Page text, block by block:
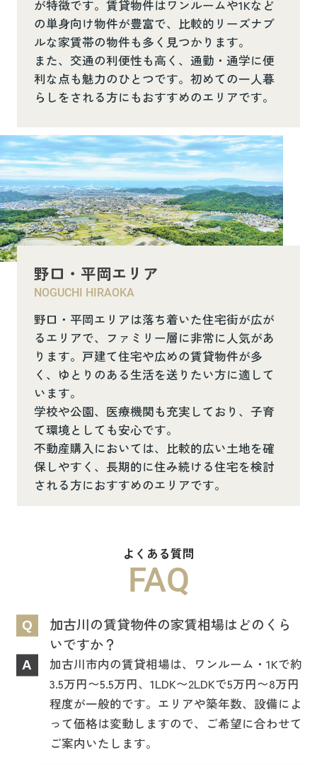
が特徴です。賃貸物件はワンルームや1Kなど
の単身向け物件が豊富で、比較的リーズナブ
ルな家賃帯の物件も多く見つかります。
また、交通の利便性も高く、通勤・通学に便
利な点も魅力のひとつです。初めての一人暮
らしをされる方にもおすすめのエリアです。
野口・平岡エリア
NOGUCHI HIRAOKA
野口・平岡エリアは落ち着いた住宅街が広が
るエリアで、ファミリー層に非常に人気があ
ります。戸建て住宅や広めの賃貸物件が多
く、ゆとりのある生活を送りたい方に適して
います。
学校や公園、医療機関も充実しており、子育
て環境としても安心です。
不動産購入においては、比較的広い土地を確
保しやすく、長期的に住み続ける住宅を検討
される方におすすめのエリアです。
よくある質問
FAQ
Q
加古川の賃貸物件の家賃相場はどのくら
いですか？
A
加古川市内の賃貸相場は、ワンルーム・1Kで約
3.5万円〜5.5万円、1LDK〜2LDKで5万円〜8万円
程度が一般的です。エリアや築年数、設備によ
って価格は変動しますので、ご希望に合わせて
ご案内いたします。